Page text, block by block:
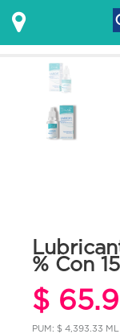
% Con 15
$
PUM: $ 4,393.33 ML